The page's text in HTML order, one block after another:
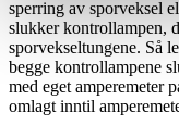
sperring av sporveksel
slukker kontrollampen,
sporvekseltungene. Så
begge kontrollampene
med eget amperemeter
omlagt inntil